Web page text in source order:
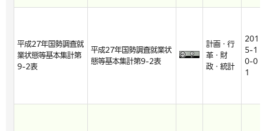
平成27年国勢調査就
業状態等基本集計第
9-2表
平成27年国勢調査就業状
態等基本集計第9-2表
計画・行
革・財
政・統計
201
5-1
0-0
1